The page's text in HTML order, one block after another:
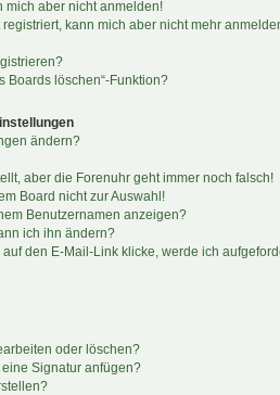
mich aber nicht anmelden!
kann mich aber nicht mehr
Boards löschen“-Funktion?
ändern?
aber die Forenuhr geht immer noch falsch!
Board nicht zur Auswahl!
Benutzernamen anzeigen?
ich ihn ändern?
den E-Mail-Link klicke, werde ich
oder löschen?
Signatur anfügen?